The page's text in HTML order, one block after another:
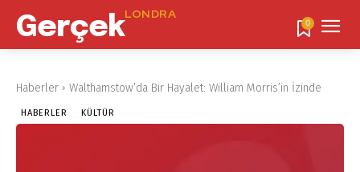
GerçekLONDRA
0
Haberler Walthamstow’da Bir Hayalet: William Morris’in İzinde
HABERLER KÜLTÜR